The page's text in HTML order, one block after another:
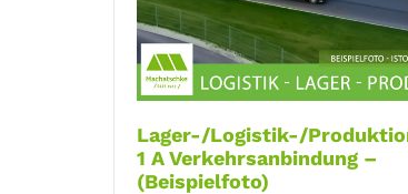
Lager-/Logistik-/
1 A Verkehrsanbindung –
(Beispielfoto)